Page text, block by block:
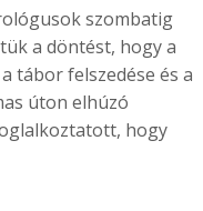
szombatig
a döntést, hogy a
tábor felszedése és a
úton elhúzó
hogy